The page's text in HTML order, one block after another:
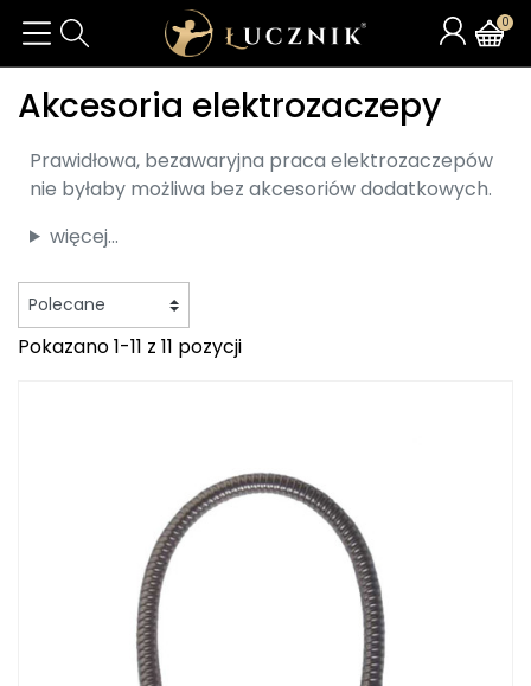
0
Akcesoria elektrozaczepy
Prawidłowa, bezawaryjna praca elektrozaczepów
nie byłaby możliwa bez akcesoriów dodatkowych.
więcej...
Pokazano 1-11 z 11 pozycji